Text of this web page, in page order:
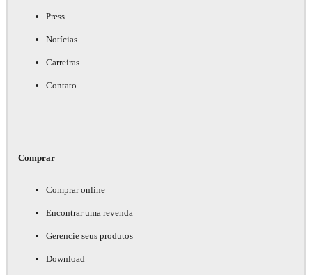
Press
Notícias
Carreiras
Contato
Comprar
Comprar online
Encontrar uma revenda
Gerencie seus produtos
Download